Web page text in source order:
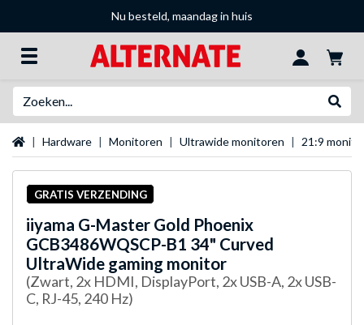
Nu besteld, maandag in huis
Startpagina
Hardware Monitoren Ultrawide monitoren 21:9
GRATIS VERZENDING
iiyama G-Master Gold Phoenix
GCB3486WQSCP-B1 34" Curved
UltraWide gaming monitor
(Zwart, 2x HDMI, DisplayPort, 2x USB-A, 2x USB-
C, RJ-45, 240 Hz)